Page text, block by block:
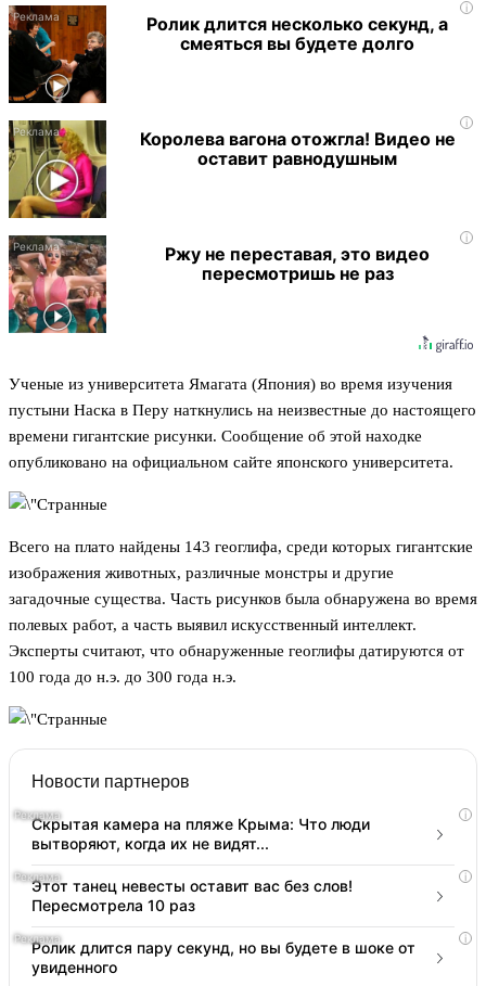
i
Ролик длится несколько секунд, а
смеяться вы будете долго
i
Королева вагона отожгла! Видео не
оставит равнодушным
i
Ржу не переставая, это видео
пересмотришь не раз
Ученые из университета Ямагата (Япония) во время изучения
пустыни Наска в Перу наткнулись на неизвестные до настоящего
времени гигантские рисунки. Сообщение об этой находке
опубликовано на официальном сайте японского университета.
Всего на плато найдены 143 геоглифа, среди которых гигантские
изображения животных, различные монстры и другие
загадочные существа. Часть рисунков была обнаружена во время
полевых работ, а часть выявил искусственный интеллект.
Эксперты считают, что обнаруженные геоглифы датируются от
100 года до н.э. до 300 года н.э.
Новости партнеров
i
Скрытая камера на пляже Крыма: Что люди
вытворяют, когда их не видят...
i
Этот танец невесты оставит вас без слов!
Пересмотрела 10 раз
i
Ролик длится пару секунд, но вы будете в шоке от
увиденного